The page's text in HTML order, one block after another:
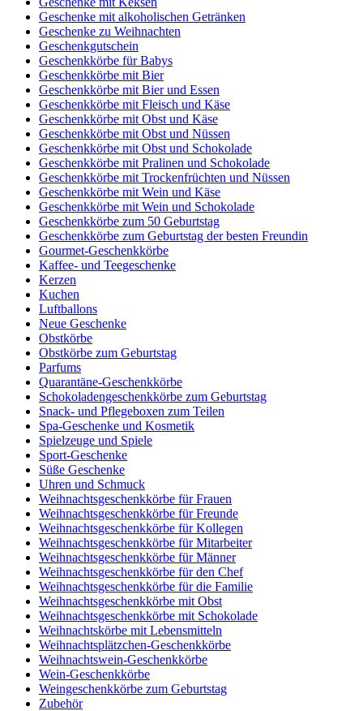
Geschenke mit alkoholischen Getränken
Geschenke zu Weihnachten
Geschenkgutschein
Geschenkkörbe für Babys
Geschenkkörbe mit Bier
Geschenkkörbe mit Bier und Essen
Geschenkkörbe mit Fleisch und Käse
Geschenkkörbe mit Obst und Käse
Geschenkkörbe mit Obst und Nüssen
Geschenkkörbe mit Obst und Schokolade
Geschenkkörbe mit Pralinen und Schokolade
Geschenkkörbe mit Trockenfrüchten und Nüssen
Geschenkkörbe mit Wein und Käse
Geschenkkörbe mit Wein und Schokolade
Geschenkkörbe zum 50 Geburtstag
Geschenkkörbe zum Geburtstag der besten Freundin
Gourmet-Geschenkkörbe
Kaffee- und Teegeschenke
Kerzen
Kuchen
Luftballons
Neue Geschenke
Obstkörbe
Obstkörbe zum Geburtstag
Parfums
Quarantäne-Geschenkkörbe
Schokoladengeschenkkörbe zum Geburtstag
Snack- und Pflegeboxen zum Teilen
Spa-Geschenke und Kosmetik
Spielzeuge und Spiele
Sport-Geschenke
Süße Geschenke
Uhren und Schmuck
Weihnachtsgeschenkkörbe für Frauen
Weihnachtsgeschenkkörbe für Freunde
Weihnachtsgeschenkkörbe für Kollegen
Weihnachtsgeschenkkörbe für Mitarbeiter
Weihnachtsgeschenkkörbe für Männer
Weihnachtsgeschenkkörbe für den Chef
Weihnachtsgeschenkkörbe für die Familie
Weihnachtsgeschenkkörbe mit Obst
Weihnachtsgeschenkkörbe mit Schokolade
Weihnachtskörbe mit Lebensmitteln
Weihnachtsplätzchen-Geschenkkörbe
Weihnachtswein-Geschenkkörbe
Wein-Geschenkkörbe
Weingeschenkkörbe zum Geburtstag
Zubehör